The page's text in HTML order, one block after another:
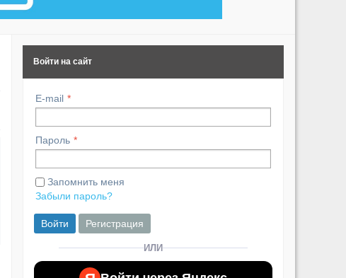
Войти на сайт
E-mail
Пароль
Запомнить меня
Забыли пароль?
Войти Регистрация
ИЛИ